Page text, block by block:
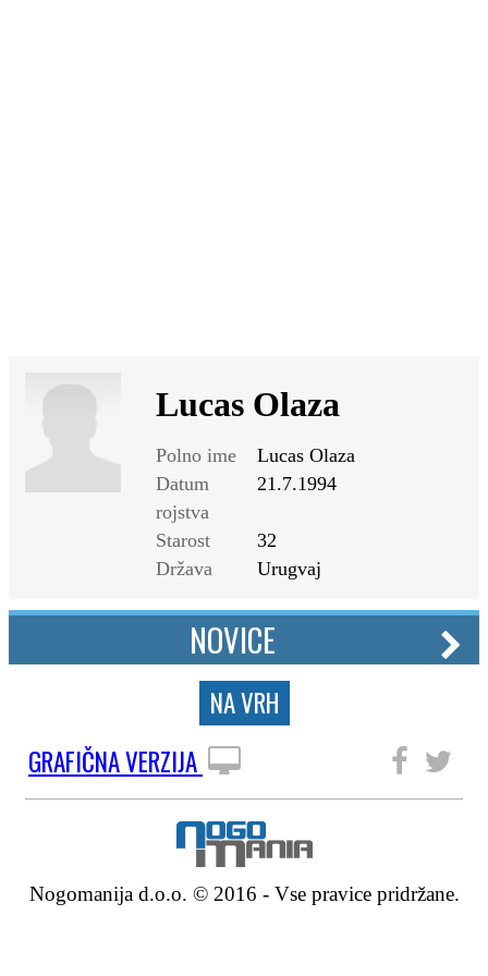
Lucas Olaza
Polno ime
Lucas Olaza
Datum
rojstva
21.7.1994
Starost
32
Država
Urugvaj
NOVICE
NA VRH
GRAFIČNA VERZIJA
Nogomanija d.o.o. © 2016 - Vse pravice pridržane.